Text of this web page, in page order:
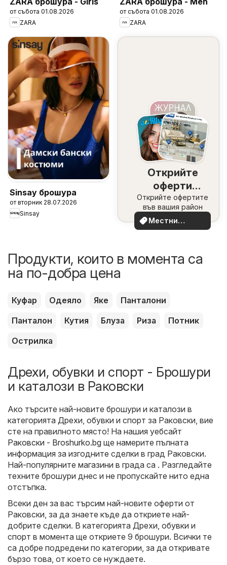
от събота 01.08.2026
ZARA
от събота 01.08.2026
ZARA
Sinsay брошура
от вторник 28.07.2026
Sinsay
Открийте
оферти
наблизо
Открийте офертите
във вашия район
Местни
оферти
Продукти, които в момента са
на по-добра цена
Куфар Одеяло Яке
Панталони
Панталон
Кутия Блуза Риза
Потник
Острилка
Дрехи, обувки и спорт - Брошури
и каталози в Раковски
Ако търсите най-новите брошури и каталози в
категорията Дрехи, обувки и спорт за Раковски, вие
сте на правилното място! На нашия уебсайт
Раковски - Broshurko.bg ще намерите пълната
информация за изгодните сделки в град Раковски.
Най-популярните магазини в града са . Разгледайте
техните брошури днес и не пропускайте нито една
отстъпка.
Всеки ден за вас търсим най-новите оферти от
Раковски, за да знаете къде да откриете най-
добрите сделки. В категорията Дрехи, обувки и
спорт в момента ще откриете 9 брошури. Всички те
са добре подредени по категории, за да откривате
бързо това, от което се нуждаете.